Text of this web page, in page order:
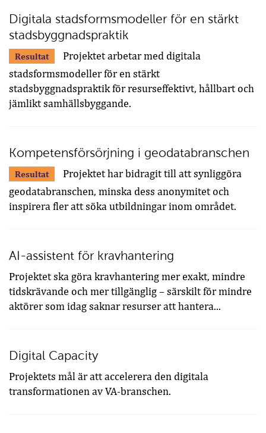
Digitala stadsformsmodeller för en stärkt
stadsbyggnadspraktik
Resultat
Projektet arbetar med digitala
stadsformsmodeller för en stärkt
stadsbyggnadspraktik för resurseffektivt, hållbart och
jämlikt samhällsbyggande.
Kompetensförsörjning i geodatabranschen
Resultat
Projektet har bidragit till att synliggöra
geodatabranschen, minska dess anonymitet och
inspirera fler att söka utbildningar inom området.
AI-assistent för kravhantering
Projektet ska göra kravhantering mer exakt, mindre
tidskrävande och mer tillgänglig – särskilt för mindre
aktörer som idag saknar resurser att hantera...
Digital Capacity
Projektets mål är att accelerera den digitala
transformationen av VA-branschen.